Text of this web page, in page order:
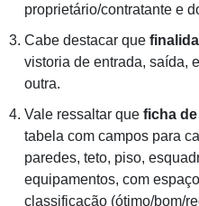
proprietário/contratante e
Cabe destacar que
vistoria de entrada, saída,
outra.
Vale ressaltar que ficha
tabela com campos para
paredes, teto, piso,
equipamentos, com
classificação (ótimo/bom/